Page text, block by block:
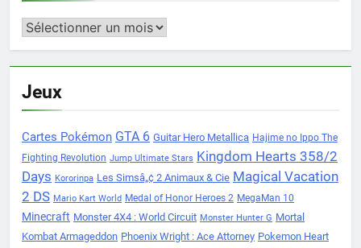
Archives
Jeux
Cartes Pokémon GTA 6 Guitar Hero Metallica Hajime no Ippo The
Fighting Revolution Jump Ultimate Stars Kingdom Hearts 358/2
Days Kororinpa Les Simsâ„¢ 2 Animaux & Cie Magical Vacation
2 DS Mario Kart World Medal of Honor Heroes 2 MegaMan 10
Minecraft Monster 4X4 : World Circuit Monster Hunter G Mortal
Kombat Armageddon Phoenix Wright : Ace Attorney Pokemon Heart